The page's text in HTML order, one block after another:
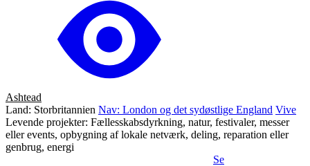
Ashtead
Land: Storbritannien Nav: London og det sydøstlige England Vive
Levende projekter: Fællesskabsdyrkning, natur, festivaler, messer
eller events, opbygning af lokale netværk, deling, reparation eller
genbrug, energi
Se